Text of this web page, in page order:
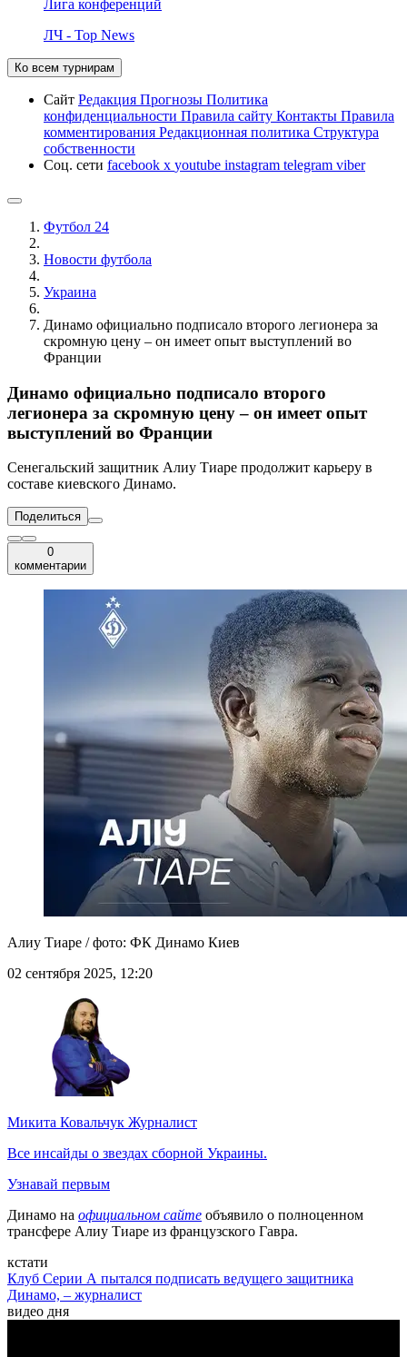
Лига конференций
ЛЧ - Top News
Ко всем турнирам
Сайт Редакция Прогнозы Политика
конфиденциальности Правила сайту Контакты Правила
комментирования Редакционная политика Структура
собственности
Соц. сети facebook x youtube instagram telegram viber
Футбол 24
Новости футбола
Украина
Динамо официально подписало второго легионера за
скромную цену – он имеет опыт выступлений во
Франции
Динамо официально подписало второго
легионера за скромную цену – он имеет опыт
выступлений во Франции
Сенегальский защитник Алиу Тиаре продолжит карьеру в
составе киевского Динамо.
Поделиться
0
комментарии
Алиу Тиаре / фото: ФК Динамо Киев
02 сентября 2025, 12:20
Микита Ковальчук Журналист
Все инсайды о звездах сборной Украины.
Узнавай первым
Динамо на официальном сайте объявило о полноценном
трансфере Алиу Тиаре из французского Гавра.
кстати
Клуб Серии А пытался подписать ведущего защитника
Динамо, – журналист
видео дня